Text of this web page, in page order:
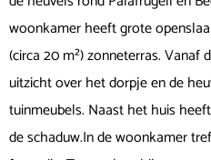
woonkamer heeft grote
(circa 20 m²) zonneterras.
uitzicht over het dorpje en de
tuinmeubels. Naast het huis
de schaduw.In de woonkamer